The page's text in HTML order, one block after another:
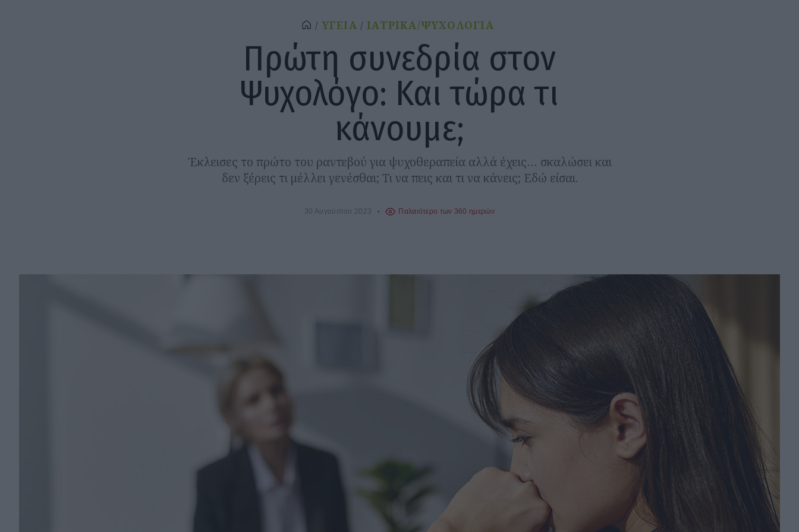
ΥΓΕΙΑ ΙΑΤΡΙΚΑ/ΨΥΧΟΛΟΓΙΑ
Πρώτη συνεδρία στον
Ψυχολόγο: Και τώρα τι
κάνουμε;
Έκλεισες το πρώτο του ραντεβού για ψυχοθεραπεία αλλά έχεις… σκαλώσει και
δεν ξέρεις τι μέλλει γενέσθαι; Τι να πεις και τι να κάνεις; Εδώ είσαι.
30 Αυγούστου 2023 Παλαιότερο των 360 ημερών